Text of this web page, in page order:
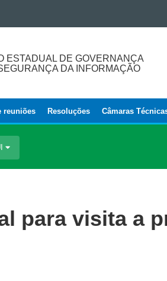
ESTADUAL DE GOVERNANÇA
DA INFORMAÇÃO
reuniões Resoluções Câmaras
para visita a